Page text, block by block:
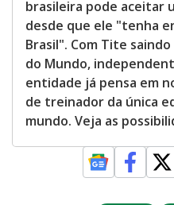
brasileira pode aceitar
desde que ele "tenha
Brasil". Com Tite
do Mundo,
entidade já pensa em
de treinador da única
mundo. Veja as